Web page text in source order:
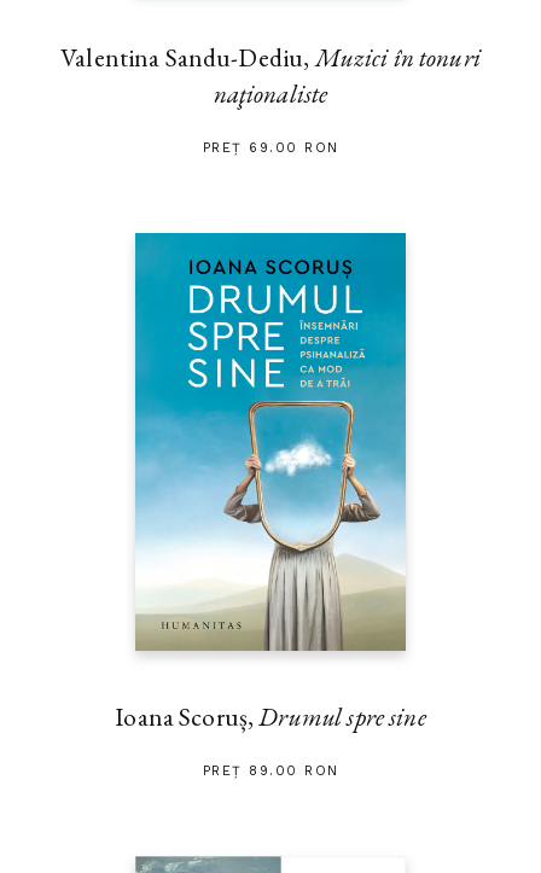
Valentina Sandu-Dediu,Muzici în tonuri
naţionaliste
PREȚ 69.00 RON
Ioana Scoruș,Drumul spre sine
PREȚ 89.00 RON